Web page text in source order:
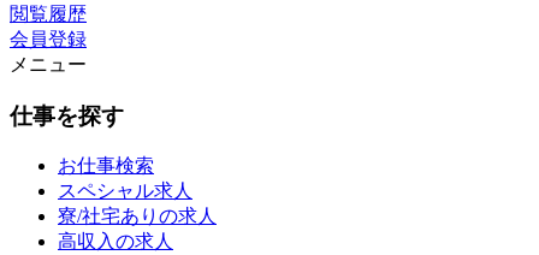
閲覧履歴
会員登録
メニュー
仕事を探す
お仕事検索
スペシャル求人
寮/社宅ありの求人
高収入の求人